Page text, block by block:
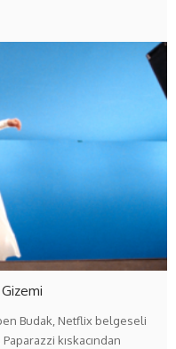
Budak, Netflix belgeseli
kıskacından